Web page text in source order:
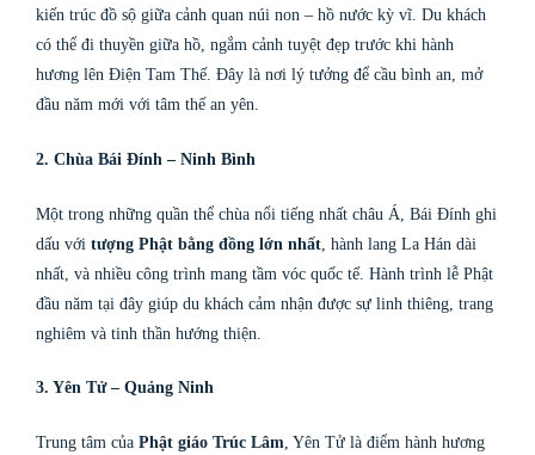
kiến trúc đồ sộ giữa cảnh quan núi non – hồ nước kỳ vĩ. Du khách
có thể đi thuyền giữa hồ, ngắm cảnh tuyệt đẹp trước khi hành
hương lên Điện Tam Thế. Đây là nơi lý tưởng để cầu bình an, mở
đầu năm mới với tâm thế an yên.
2. Chùa Bái Đính – Ninh Bình
Một trong những quần thể chùa nổi tiếng nhất châu Á, Bái Đính ghi
dấu với tượng Phật bằng đồng lớn nhất , hành lang La Hán dài
nhất, và nhiều công trình mang tầm vóc quốc tế. Hành trình lễ Phật
đầu năm tại đây giúp du khách cảm nhận được sự linh thiêng, trang
nghiêm và tinh thần hướng thiện.
3. Yên Tử – Quảng Ninh
Trung tâm của Phật giáo Trúc Lâm , Yên Tử là điểm hành hương